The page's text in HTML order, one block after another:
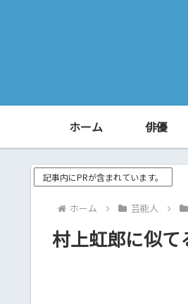
ホーム 俳優
記事内にPRが含まれています。
ホーム 芸能人
村上虹郎に似